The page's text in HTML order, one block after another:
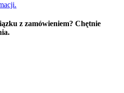
z zamówieniem? Chętnie